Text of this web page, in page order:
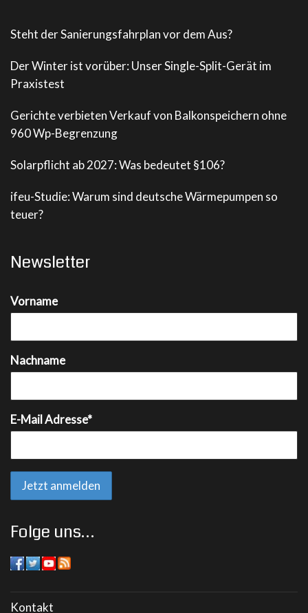
Steht der Sanierungsfahrplan vor dem Aus?
Der Winter ist vorüber: Unser Single-Split-Gerät im
Praxistest
Gerichte verbieten Verkauf von Balkonspeichern ohne
960 Wp-Begrenzung
Solarpflicht ab 2027: Was bedeutet §106?
ifeu-Studie: Warum sind deutsche Wärmepumpen so
teuer?
Newsletter
Vorname
Nachname
E-Mail Adresse*
Folge uns…
Kontakt